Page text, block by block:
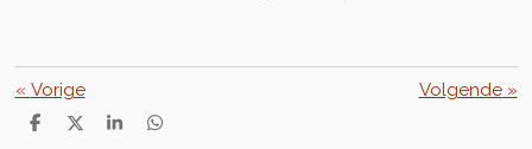
« Vorige Volgende»
D
D
S
D